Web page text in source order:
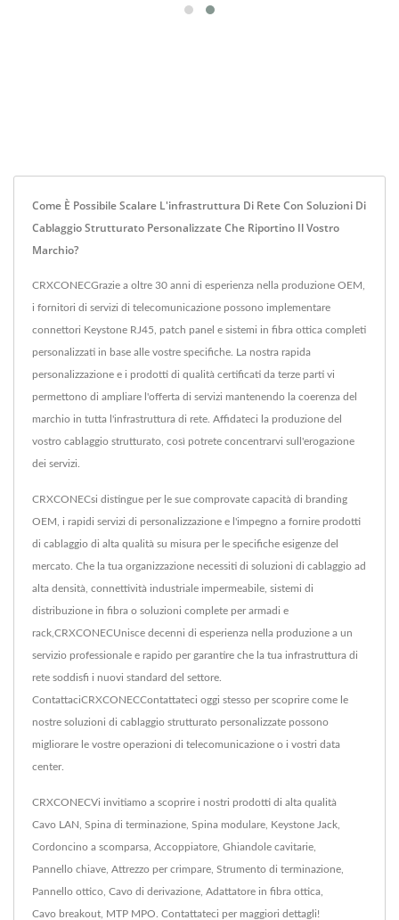
Come È Possibile Scalare L'infrastruttura Di Rete Con Soluzioni Di
Cablaggio Strutturato Personalizzate Che Riportino Il Vostro
Marchio?
CRXCONECGrazie a oltre 30 anni di esperienza nella produzione OEM,
i fornitori di servizi di telecomunicazione possono implementare
connettori Keystone RJ45, patch panel e sistemi in fibra ottica completi
personalizzati in base alle vostre specifiche. La nostra rapida
personalizzazione e i prodotti di qualità certificati da terze parti vi
permettono di ampliare l'offerta di servizi mantenendo la coerenza del
marchio in tutta l'infrastruttura di rete. Affidateci la produzione del
vostro cablaggio strutturato, così potrete concentrarvi sull'erogazione
dei servizi.
CRXCONECsi distingue per le sue comprovate capacità di branding
OEM, i rapidi servizi di personalizzazione e l'impegno a fornire prodotti
di cablaggio di alta qualità su misura per le specifiche esigenze del
mercato. Che la tua organizzazione necessiti di soluzioni di cablaggio ad
alta densità, connettività industriale impermeabile, sistemi di
distribuzione in fibra o soluzioni complete per armadi e
rack,CRXCONECUnisce decenni di esperienza nella produzione a un
servizio professionale e rapido per garantire che la tua infrastruttura di
rete soddisfi i nuovi standard del settore.
ContattaciCRXCONECContattateci oggi stesso per scoprire come le
nostre soluzioni di cablaggio strutturato personalizzate possono
migliorare le vostre operazioni di telecomunicazione o i vostri data
center.
CRXCONECVi invitiamo a scoprire i nostri prodotti di alta qualità
Cavo LAN Spina di terminazione Spina modulare Keystone Jack
Cordoncino a scomparsa Accoppiatore Ghiandole cavitarie
Pannello chiave Attrezzo per crimpare Strumento di terminazione
Pannello ottico Cavo di derivazione Adattatore in fibra ottica
Cavo breakout MTP MPO Contattateci per maggiori dettagli!